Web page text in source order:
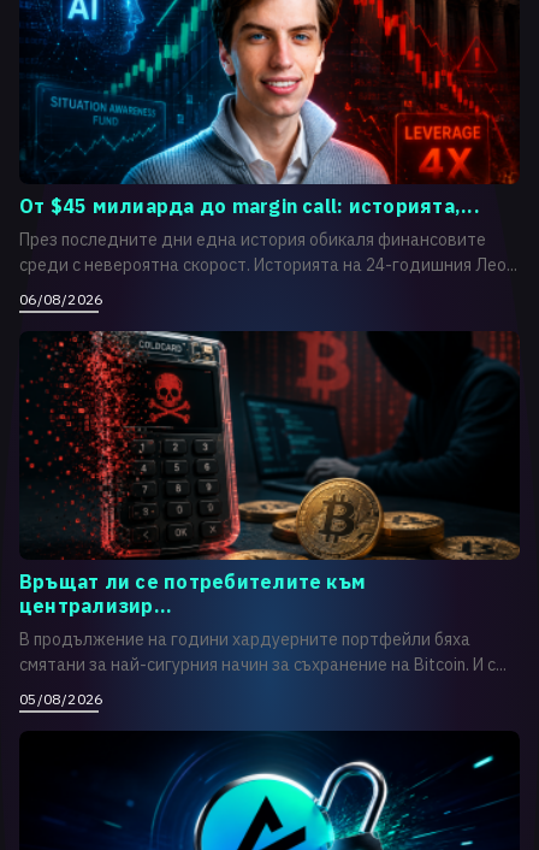
От $45 милиарда до margin call: историята,...
През последните дни една история обикаля финансовите
среди с невероятна скорост. Историята на 24-годишния Лео...
06/08/2026
Връщат ли се потребителите към
централизир...
В продължение на години хардуерните портфейли бяха
смятани за най-сигурния начин за съхранение на Bitcoin. И с...
05/08/2026